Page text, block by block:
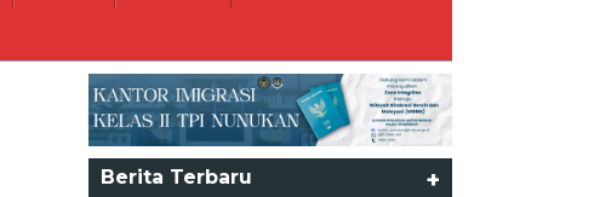
Berita Terbaru +